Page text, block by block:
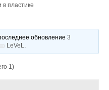
пластике
обновление3
LeVeL.
1)